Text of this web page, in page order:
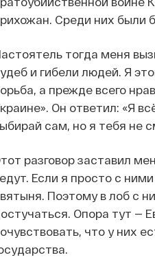
Среди них были
тогда меня
и гибели людей. Я
а прежде всего
Он ответил: «Я
сам, но я тебя не
разговор заставил
Если я просто с
Поэтому в лоб с
Опора тут —
что у них